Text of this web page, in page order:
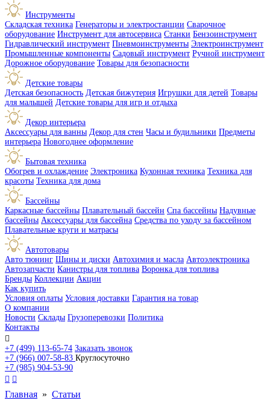
Инструменты
Складская техника Генераторы и электростанции Сварочное
оборудование Инструмент для автосервиса Станки Бензоинструмент
Гидравлический инструмент Пневмоинструменты Электроинструмент
Промышленные компоненты Садовый инструмент Ручной инструмент
Дорожное оборудование Товары для безопасности
Детские товары
Детская безопасность Детская бижутерия Игрушки для детей Товары
для малышей Детские товары для игр и отдыха
Декор интерьера
Аксессуары для ванны Декор для стен Часы и будильники Предметы
интерьера Новогоднее оформление
Бытовая техника
Обогрев и охлаждение Электроника Кухонная техника Техника для
красоты Техника для дома
Бассейны
Каркасные бассейны Плавательный бассейн Спа бассейны Надувные
бассейны Аксессуары для бассейна Средства по уходу за бассейном
Плавательные круги и матрасы
Автотовары
Авто тюнинг Шины и диски Автохимия и масла Автоэлектроника
Автозапчасти Канистры для топлива Воронка для топлива
Бренды Коллекции Акции
Как купить
Условия оплаты Условия доставки Гарантия на товар
О компании
Новости Склады Грузоперевозки Политика
Контакты

+7 (499) 113-65-74 Заказать звонок
+7 (966) 007-58-83 Круглосуточно
+7 (985) 904-53-90
 
Главная » Статьи